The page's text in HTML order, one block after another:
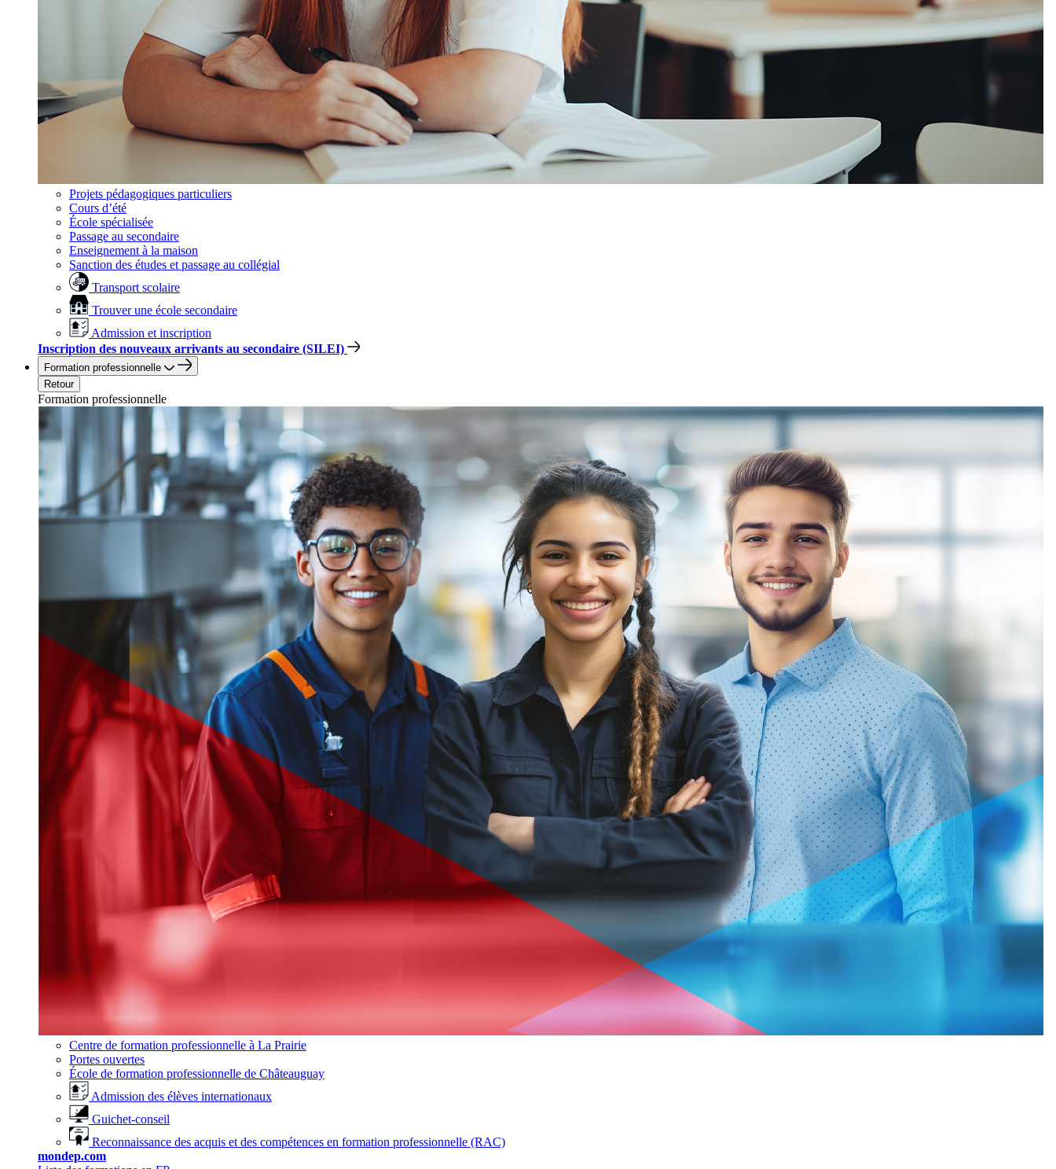
Projets pédagogiques particuliers
Cours d’été
École spécialisée
Passage au secondaire
Enseignement à la maison
Sanction des études et passage au collégial
Transport scolaire
Trouver une école secondaire
Admission et inscription
Inscription des nouveaux arrivants au secondaire (SILEI)
Formation professionnelle
Retour
Formation professionnelle
Centre de formation professionnelle à La Prairie
Portes ouvertes
École de formation professionnelle de Châteauguay
Admission des élèves internationaux
Guichet-conseil
Reconnaissance des acquis et des compétences en formation professionnelle (RAC)
mondep.com